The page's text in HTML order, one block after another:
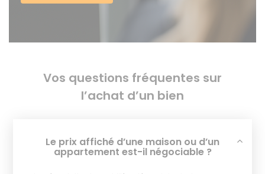
Vos questions fréquentes sur
l’achat d’un bien
Le prix affiché d’une maison ou d’un
appartement est-il négociable ?